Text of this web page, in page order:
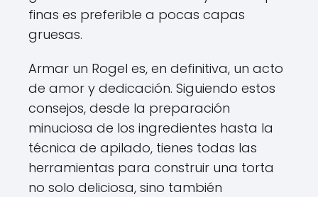
finas es preferible a pocas capas
gruesas.
Armar un Rogel es, en definitiva, un acto
de amor y dedicación. Siguiendo estos
consejos, desde la preparación
minuciosa de los ingredientes hasta la
técnica de apilado, tienes todas las
herramientas para construir una torta
no solo deliciosa, sino también